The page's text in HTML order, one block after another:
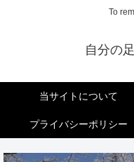
To
自分の
当サイトについて
プライバシーポリシー